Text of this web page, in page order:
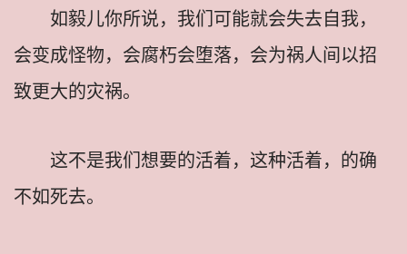
如毅儿你所说，我们可能就会失去自我，
会变成怪物，会腐朽会堕落，会为祸人间以招
致更大的灾祸。
这不是我们想要的活着，这种活着，的确
不如死去。